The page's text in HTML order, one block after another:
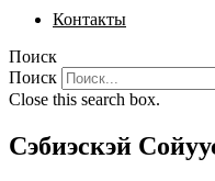
Контакты
Поиск
Поиск
Close this search box.
Сэбиэскэй